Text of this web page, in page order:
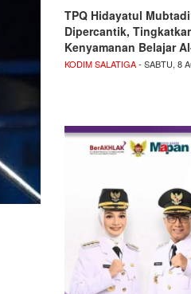
TPQ Hidayatul
Dipercantik,
Kenyamanan Belajar
KODIM SALATIGA- SABTU, 8